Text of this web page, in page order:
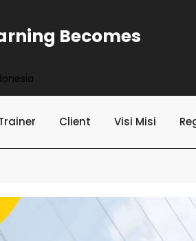
Becomes
Client Visi Misi